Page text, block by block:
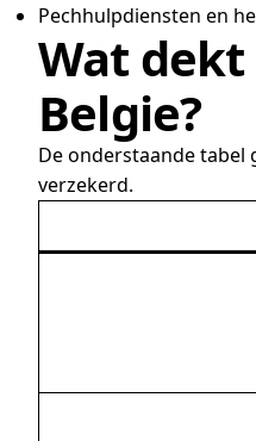
Pechhulpdiensten en
Wat
Belgie?
De onderstaande tabel
verzekerd.